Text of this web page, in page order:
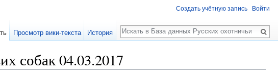
собак 04.03.2017
Создать учётную запись Войти
Просмотр вики-текста История
Поиск